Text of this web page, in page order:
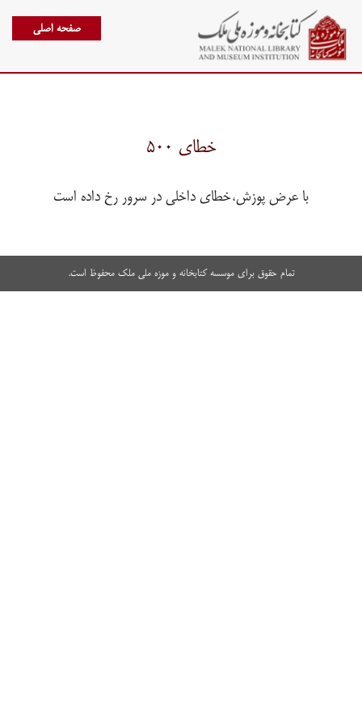
صفحه اصلی
خطای ۵۰۰
با عرض پوزش،خطای داخلی در سرور رخ داده است
تمام حقوق برای موسسه کتابخانه و موزه ملی ملک محفوظ است.